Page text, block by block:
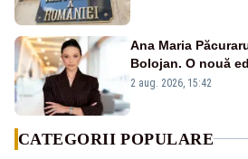
Ana Maria
Bolojan. O nouă
emisiunii „Miza
2 aug. 2026, 15:42
CATEGORII POPULARE